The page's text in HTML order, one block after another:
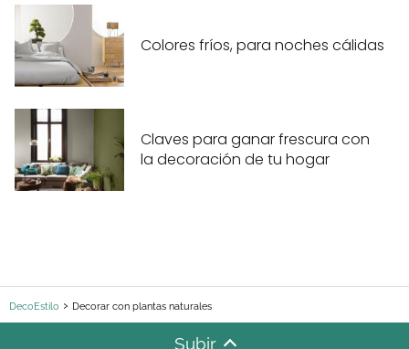
Colores fríos, para noches cálidas
Claves para ganar frescura con
la decoración de tu hogar
DecoEstilo Decorar con plantas naturales
Subir